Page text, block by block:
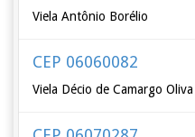
Viela Antônio Borélio
CEP 06060082
Viela Décio de Camargo Oliva